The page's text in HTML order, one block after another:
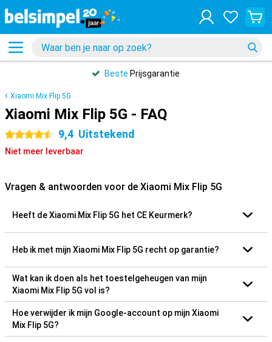
Beste Prijsgarantie
Xiaomi Mix Flip 5G
Xiaomi Mix Flip 5G - FAQ
4.5 sterren 9,4 Uitstekend
Niet meer leverbaar
Vragen & antwoorden voor de Xiaomi Mix Flip 5G
Heeft de Xiaomi Mix Flip 5G het CE Keurmerk?
Heb ik met mijn Xiaomi Mix Flip 5G recht op garantie?
Wat kan ik doen als het toestelgeheugen van mijn
Xiaomi Mix Flip 5G vol is?
Hoe verwijder ik mijn Google-account op mijn Xiaomi
Mix Flip 5G?